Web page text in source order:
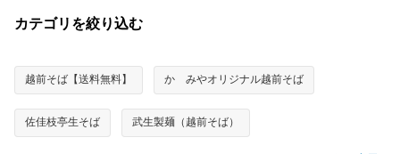
カテゴリを絞り込む
越前そば【送料無料】 かゞみやオリジナル越前そば
佐佳枝亭生そば 武生製麺（越前そば）